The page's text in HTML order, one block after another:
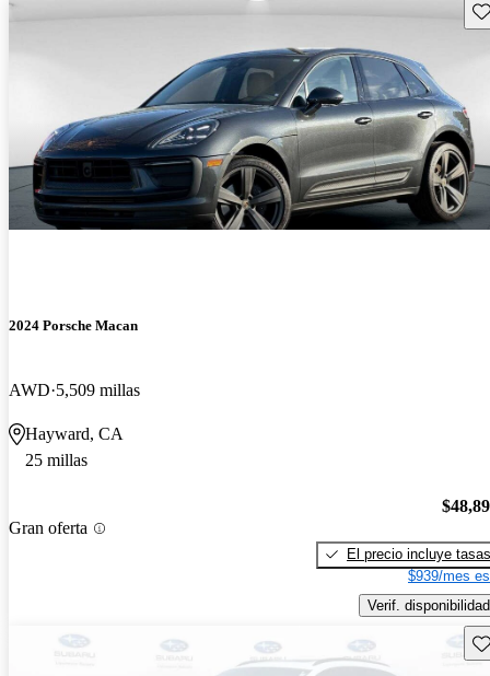
2024 Porsche Macan
AWD 5,509 millas
Hayward, CA
25 millas
Gran oferta
El precio incluye tasas
$939/mes
Verif. disponibilidad